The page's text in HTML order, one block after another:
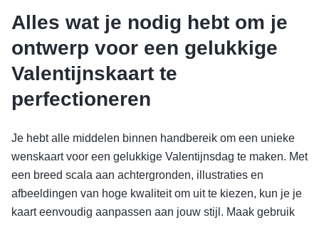
Alles wat je nodig hebt om je
ontwerp voor een gelukkige
Valentijnskaart te
perfectioneren
Je hebt alle middelen binnen handbereik om een unieke
wenskaart voor een gelukkige Valentijnsdag te maken. Met
een breed scala aan achtergronden, illustraties en
afbeeldingen van hoge kwaliteit om uit te kiezen, kun je je
kaart eenvoudig aanpassen aan jouw stijl. Maak gebruik